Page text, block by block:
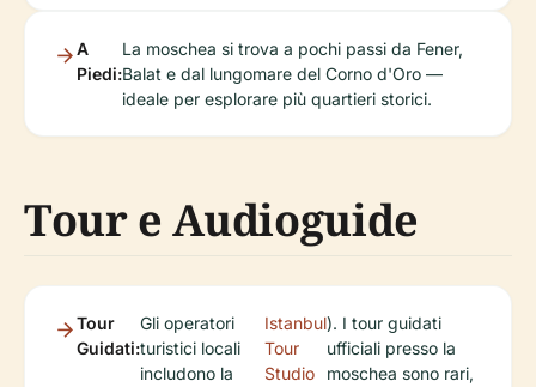
A
Piedi:
La moschea si trova a pochi passi da Fener,
Balat e dal lungomare del Corno d'Oro —
ideale per esplorare più quartieri storici.
Tour e Audioguide
Tour
Guidati:
Gli operatori
turistici locali
includono la
Istanbul
Tour
Studio
). I tour guidati
ufficiali presso la
moschea sono rari,